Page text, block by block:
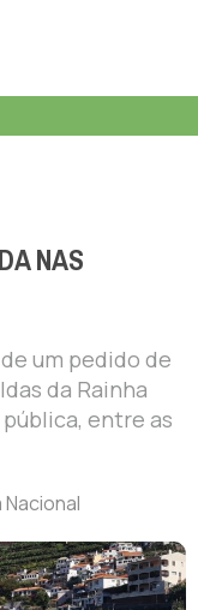
NAS
um pedido de
da Rainha
entre as
Nacional